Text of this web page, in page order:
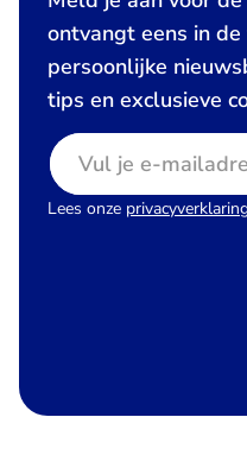
ontvangt eens in
persoonlijke
tips en exclusieve
E-mailadres
Lees onze